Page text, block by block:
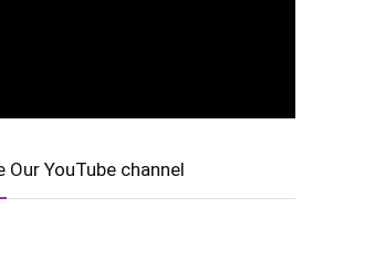
Our YouTube channel